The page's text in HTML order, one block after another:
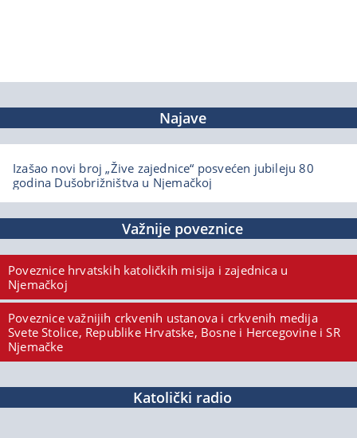
Najave
Izašao novi broj „Žive zajednice“ posvećen jubileju 80
godina Dušobrižništva u Njemačkoj
Važnije poveznice
Poveznice hrvatskih katoličkih misija i zajednica u
Njemačkoj
Poveznice važnijih crkvenih ustanova i crkvenih medija
Svete Stolice, Republike Hrvatske, Bosne i Hercegovine i SR
Njemačke
Katolički radio